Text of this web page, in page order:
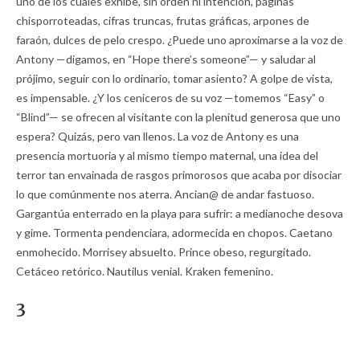
chisporroteadas, cifras truncas, frutas gráficas, arpones de
faraón, dulces de pelo crespo. ¿Puede uno aproximarse a la voz de
Antony —digamos, en “Hope there’s someone”— y saludar al
prójimo, seguir con lo ordinario, tomar asiento? A golpe de vista,
es impensable. ¿Y los ceniceros de su voz —tomemos “Easy” o
“Blind”— se ofrecen al visitante con la plenitud generosa que uno
espera? Quizás, pero van llenos. La voz de Antony es una
presencia mortuoria y al mismo tiempo maternal, una idea del
terror tan envainada de rasgos primorosos que acaba por disociar
lo que comúnmente nos aterra. Ancian@ de andar fastuoso.
Gargantúa enterrado en la playa para sufrir: a medianoche desova
y gime. Tormenta pendenciara, adormecida en chopos. Caetano
enmohecido. Morrisey absuelto. Prince obeso, regurgitado.
Cetáceo retórico. Nautilus venial. Kraken femenino.
3